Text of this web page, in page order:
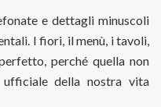
e dettagli minuscoli
I fiori, il menù, i tavoli,
perché quella non
della nostra vita